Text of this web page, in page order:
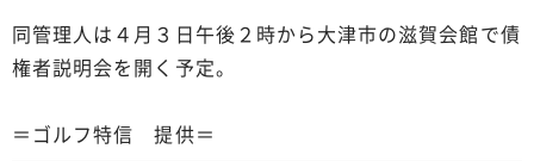
同管理人は４月３日午後２時から大津市の滋賀会館で債
権者説明会を開く予定。
＝ゴルフ特信 提供＝